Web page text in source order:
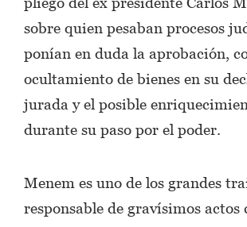
sobre quien pesaban procesos
ponían en duda la aprobación,
ocultamiento de bienes en su
jurada y el posible
durante su paso por el poder.
Menem es uno de los grandes
responsable de gravísimos actos